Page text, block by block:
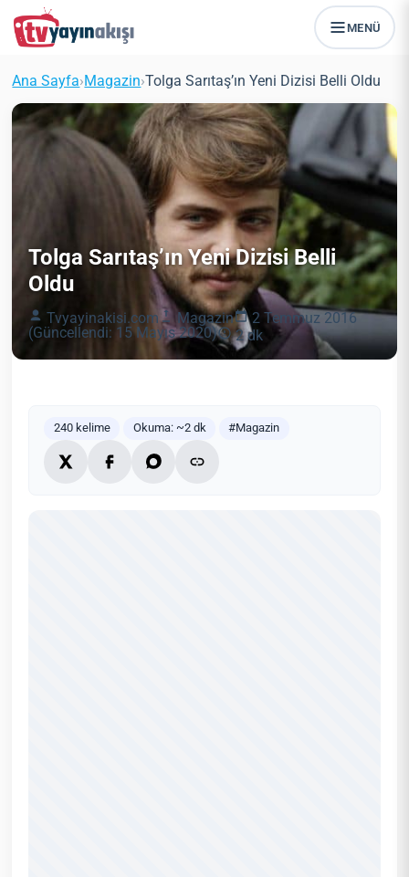
MENÜ
Ana Sayfa›Magazin›Tolga Sarıtaş’ın Yeni Dizisi Belli Oldu
Tolga Sarıtaş’ın Yeni Dizisi Belli
Oldu
Tvyayinakisi.com Magazin
2 Temmuz 2016
(Güncellendi: 15 Mayıs 2020)
2 dk
240 kelime Okuma: ~2 dk #Magazin